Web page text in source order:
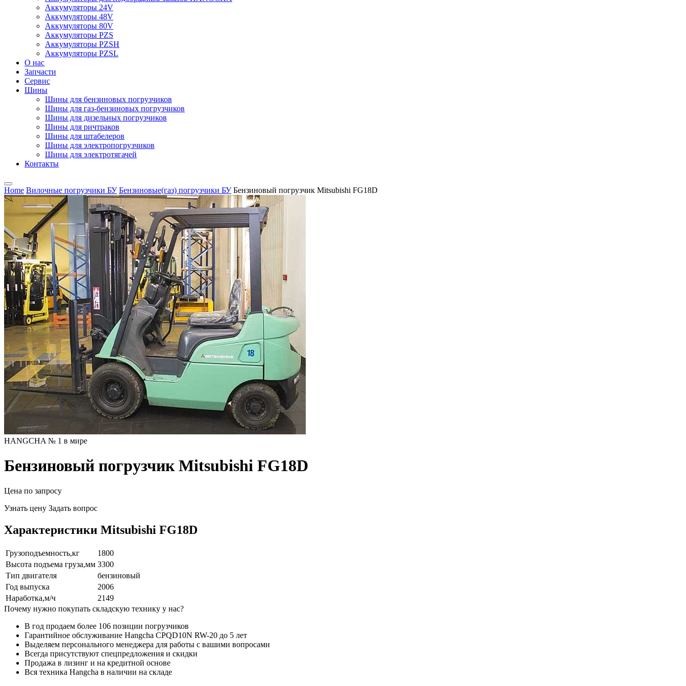
Аккумуляторы 24V
Аккумуляторы 48V
Аккумуляторы 80V
Аккумуляторы PZS
Аккумуляторы PZSH
Аккумуляторы PZSL
О нас
Запчасти
Сервис
Шины
Шины для бензиновых погрузчиков
Шины для газ-бензиновых погрузчиков
Шины для дизельных погрузчиков
Шины для ричтраков
Шины для штабелеров
Шины для электропогрузчиков
Шины для электротягачей
Контакты
Home Вилочные погрузчики БУ Бензиновые(газ) погрузчики БУБензиновый погрузчик Mitsubishi FG18D
HANGCHA № 1 в мире
Бензиновый погрузчик Mitsubishi FG18D
Цена по запросу
Узнать цену Задать вопрос
Характеристики Mitsubishi FG18D
Грузоподъемность,кг
1800
Высота подъема груза,мм 3300
Тип двигателя
бензиновый
Год выпуска
2006
Наработка,м/ч
2149
Почему нужно покупать складскую технику у нас?
В год продаем более 106 позиции погрузчиков
Гарантийное обслуживание Hangcha CPQD10N RW-20 до 5 лет
Выделяем персонального менеджера для работы с вашими вопросами
Всегда присутствуют спецпредложения и скидки
Продажа в лизинг и на кредитной основе
Вся техника Hangcha в наличии на складе